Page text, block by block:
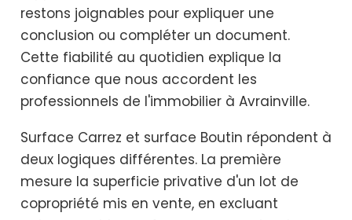
restons joignables pour expliquer une
conclusion ou compléter un document.
Cette fiabilité au quotidien explique la
confiance que nous accordent les
professionnels de l'immobilier à Avrainville.
Surface Carrez et surface Boutin répondent à
deux logiques différentes. La première
mesure la superficie privative d'un lot de
copropriété mis en vente, en excluant